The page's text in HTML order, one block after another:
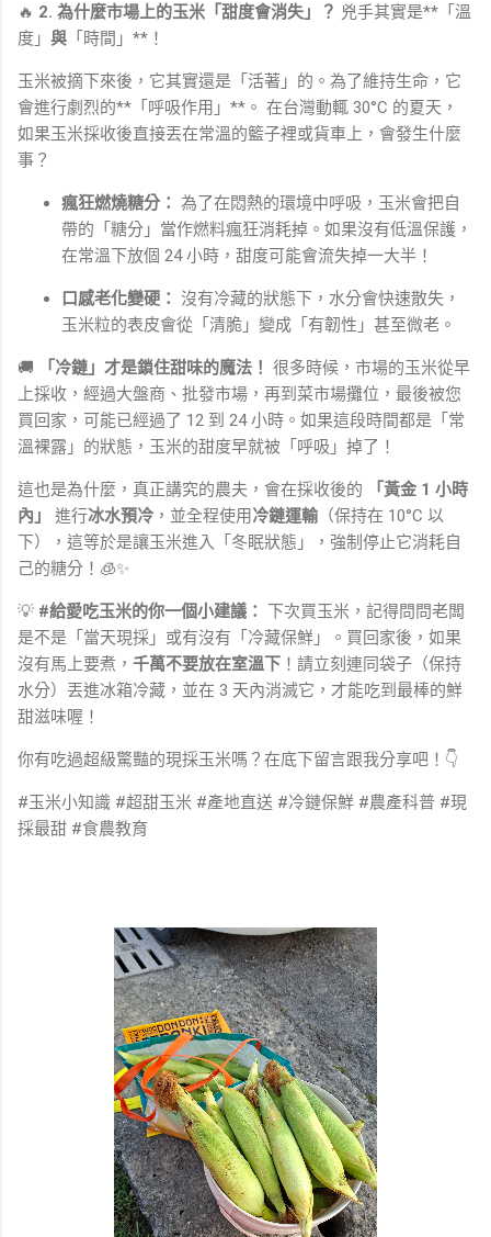
🔥 2. 為什麼市場上的玉米「甜度會消失」？ 兇手其實是**「溫
度」 與 「時間」**！
玉米被摘下來後，它其實還是「活著」的。為了維持生命，它
會進行劇烈的**「呼吸作用」**。 在台灣動輒 30°C 的夏天，
如果玉米採收後直接丟在常溫的籃子裡或貨車上，會發生什麼
事？
瘋狂燃燒糖分： 為了在悶熱的環境中呼吸，玉米會把自
帶的「糖分」當作燃料瘋狂消耗掉。如果沒有低溫保護，
在常溫下放個 24 小時，甜度可能會流失掉一大半！
口感老化變硬： 沒有冷藏的狀態下，水分會快速散失，
玉米粒的表皮會從「清脆」變成「有韌性」甚至微老。
🚚 「冷鏈」才是鎖住甜味的魔法！ 很多時候，市場的玉米從早
上採收，經過大盤商、批發市場，再到菜市場攤位，最後被您
買回家，可能已經過了 12 到 24 小時。如果這段時間都是「常
溫裸露」的狀態，玉米的甜度早就被「呼吸」掉了！
這也是為什麼，真正講究的農夫，會在採收後的
「黃金 1 小時
內」
進行冰水預冷 ，並全程使用冷鏈運輸 （保持在 10°C 以
下），這等於是讓玉米進入「冬眠狀態」，強制停止它消耗自
己的糖分！🧊✨
💡 #給愛吃玉米的你一個小建議： 下次買玉米，記得問問老闆
是不是「當天現採」或有沒有「冷藏保鮮」。買回家後，如果
沒有馬上要煮， 千萬不要放在室溫下 ！請立刻連同袋子（保持
水分）丟進冰箱冷藏，並在 3 天內消滅它，才能吃到最棒的鮮
甜滋味喔！
你有吃過超級驚豔的現採玉米嗎？在底下留言跟我分享吧！👇
#玉米小知識 #超甜玉米 #產地直送 #冷鏈保鮮 #農產科普 #現
採最甜 #食農教育